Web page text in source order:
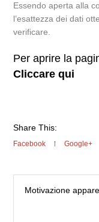
Essendo aperta alla
l’esattezza dei dati
verificare.
Per aprire la
Cliccare qui
Share This:
Facebook Google+
Motivazione